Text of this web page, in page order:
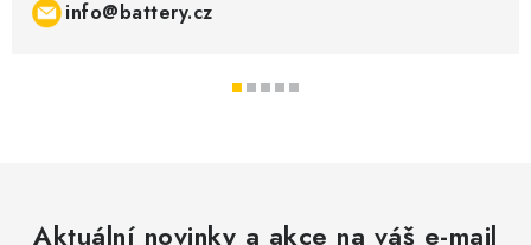
info@battery.cz
Aktuální novinky a akce na váš e-mail